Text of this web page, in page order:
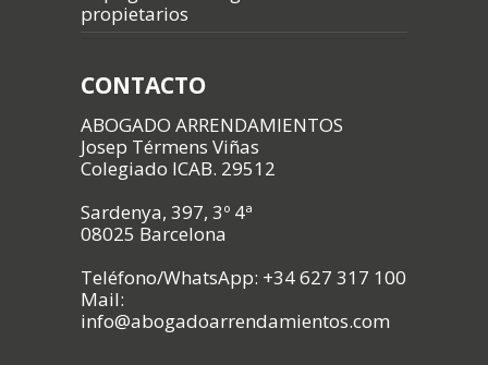
propietarios
CONTACTO
ABOGADO ARRENDAMIENTOS
Josep Térmens Viñas
Colegiado ICAB. 29512
Sardenya, 397, 3º 4ª
08025 Barcelona
Teléfono/WhatsApp: +34 627 317 100
Mail:
info@abogadoarrendamientos.com